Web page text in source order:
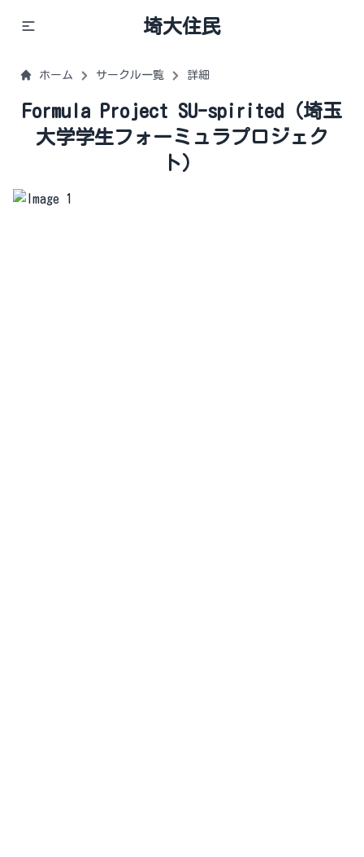
埼大住民
ホーム サークル一覧 詳細
Formula Project SU-spirited（埼玉
大学学生フォーミュラプロジェク
ト）